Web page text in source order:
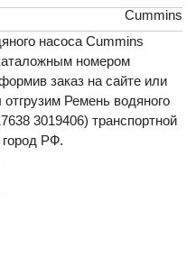
Cummins
насоса Cummins
номером
заказ на сайте или
Ремень водяного
3019406) транспортной
РФ.